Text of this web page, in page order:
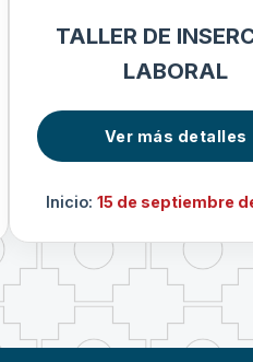
TALLER DE
LABORAL
Ver más detalles
Inicio: 15 de septiembre